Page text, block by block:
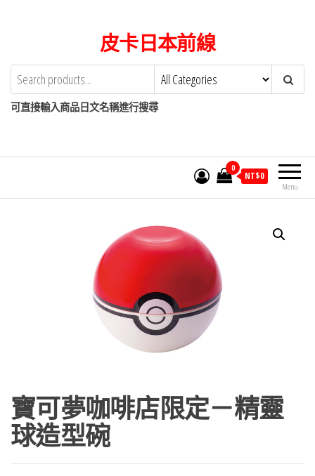
content
皮卡日本前線
可直接輸入商品日文名稱進行搜尋
Menu
0
NT$0
寶可夢咖啡店限定－精靈
球造型碗